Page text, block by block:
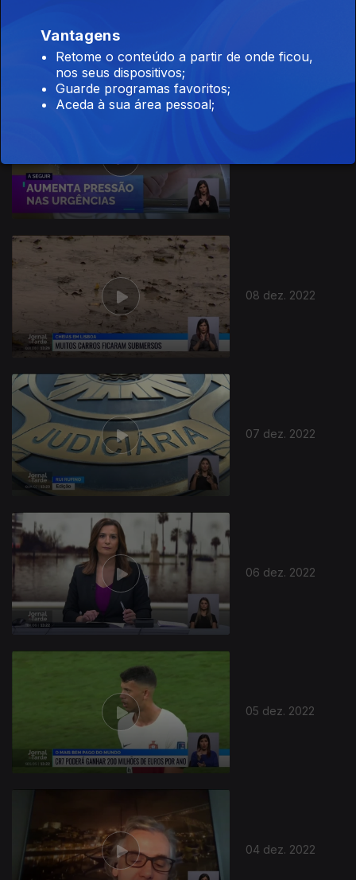
08 dez. 2022
07 dez. 2022
658050
06 dez. 2022
05 dez. 2022
04 dez. 2022
Vantagens
Retome o conteúdo a partir de onde ficou,
nos seus dispositivos;
Guarde programas favoritos;
Aceda à sua área pessoal;